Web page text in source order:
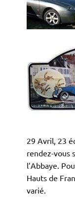
29 Avril, 23
rendez-vous
l’Abbaye.
Hauts de
varié.